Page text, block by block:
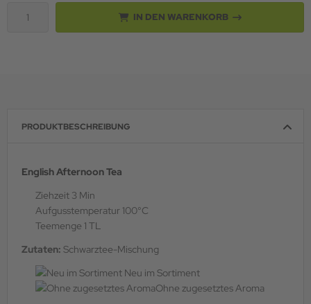
IN DEN WARENKORB
PRODUKTBESCHREIBUNG
English Afternoon Tea
Ziehzeit 3 Min
Aufgusstemperatur 100°C
Teemenge 1 TL
Zutaten: Schwarztee-Mischung
Neu im Sortiment
Ohne zugesetztes Aroma